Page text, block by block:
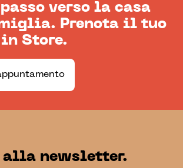
verso la casa
Prenota il tuo
Store.
newsletter.